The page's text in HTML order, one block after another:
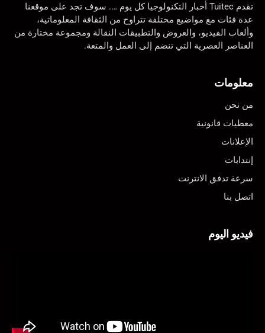
تقدم Tuitec أخبار التكنولوجيا كل يوم …. سوف تجد على موقعنا
عدة فئات مع مواضيع مختلفة تتراوح من الثقافة المعلوماتية،
وألعاب الفيديو، والعروض والتطبيقات النقالة ومجموعة مختارة من
العناصر العصرية التي تنضم إلى العمل والمتعة.
معلومات
من نحن
معطيات قانونية
الإعلانات
إنتدابات
سرعة تدفق الانترنت
اتصل بنا
فيديو اليوم